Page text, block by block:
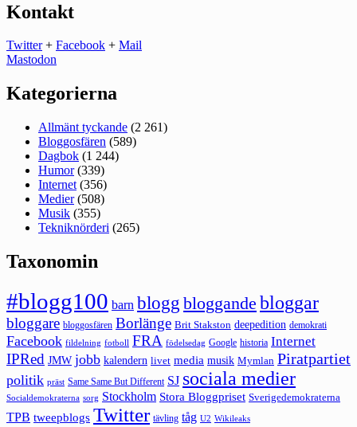
Kontakt
Twitter+ Facebook + Mail
Mastodon
Kategorierna
Allmänt tyckande (2 261)
Bloggosfären (589)
Dagbok (1 244)
Humor(339)
Internet (356)
Medier(508)
Musik (355)
Tekniknörderi (265)
Taxonomin
#blogg100 barn blogg bloggande bloggar
bloggare bloggosfären Borlänge Brit Stakston deepedition demokrati
Facebook fildelning fotboll FRA födelsedag Google historia Internet
IPRed JMW jobb kalendern livet media musik Mymlan Piratpartiet
politik präst Same Same But Different SJ sociala medier
Socialdemokraterna sorg Stockholm Stora Bloggpriset Sverigedemokraterna
TPB tweepblogs Twitter tävling tåg U2 Wikileaks